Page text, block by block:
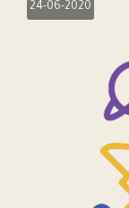
24-06-2020